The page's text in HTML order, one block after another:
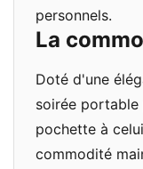
personnels.
La
Doté d'une
soirée
pochette à
commodité